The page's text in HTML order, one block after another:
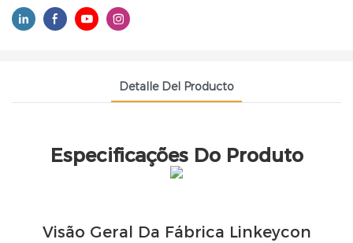
Detalle Del Producto
Especificações Do Produto
Visão Geral Da Fábrica Linkeycon